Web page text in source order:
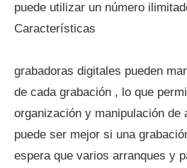
puede utilizar un número
Características
grabadoras digitales pueden
de cada grabación , lo que
organización y manipulación de
puede ser mejor si una
espera que varios arranques y